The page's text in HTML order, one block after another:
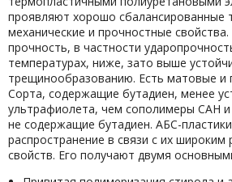
проявляют хорошо сбалансированные
механические и прочностные
прочность, в частности
температурах, ниже, зато выше
трещинообразованию. Есть матовые и
Сорта, содержащие бутадиен, менее
ультрафиолета, чем сополимеры САН
не содержащие бутадиен. АБС-
распространение в связи с их широким
свойств. Его получают двумя